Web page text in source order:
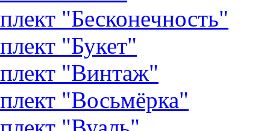
"Бесконечность"
"Букет"
"Винтаж"
"Восьмёрка"